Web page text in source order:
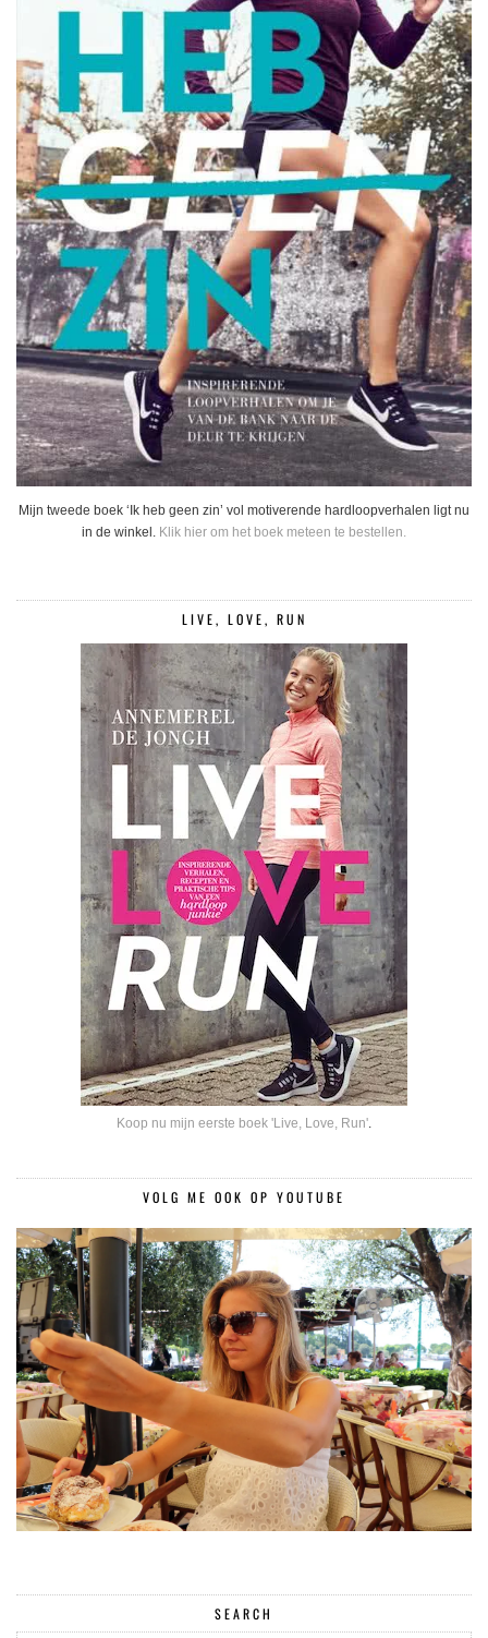
Mijn tweede boek ‘Ik heb geen zin’ vol motiverende hardloopverhalen ligt nu
in de winkel. Klik hier om het boek meteen te bestellen.
LIVE, LOVE, RUN
Koop nu mijn eerste boek 'Live, Love, Run'
VOLG ME OOK OP YOUTUBE
SEARCH